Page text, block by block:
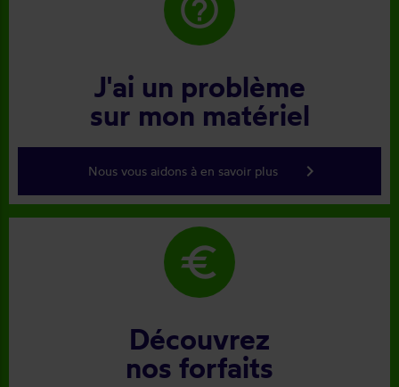
help_outline
J'ai un problème
sur mon matériel
Nous vous aidons à en savoir plus keyboard_arrow_right
euro
Découvrez
nos forfaits